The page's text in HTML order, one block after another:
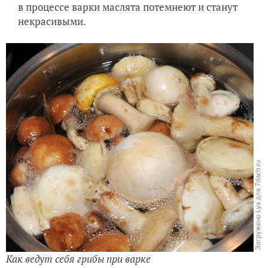
в процессе варки маслята потемнеют и станут
некрасивыми.
Как ведут себя грибы при варке